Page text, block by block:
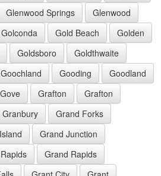
Glenwood Springs
Glenwood
Golconda Gold Beach
Golden
Goldsboro
Goldthwaite
Goochland Gooding
Goodland
Gove Grafton
Grafton
Granbury
Grand Forks
Grand Junction
Grand Rapids